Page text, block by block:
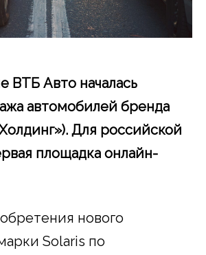
ВТБ Авто началась
автомобилей бренда
Для российской
площадка онлайн-
нового
Solaris по